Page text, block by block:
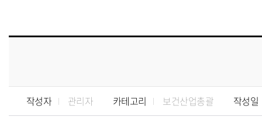
작성자 관리자 카테고리 보건산업총괄 작성일